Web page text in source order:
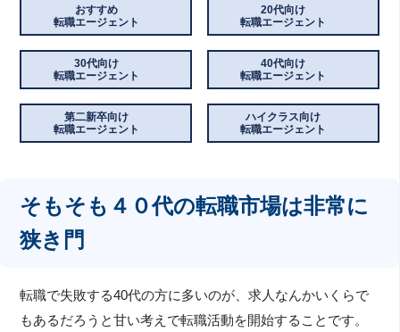
おすすめ
転職エージェント
20代向け
転職エージェント
30代向け
転職エージェント
40代向け
転職エージェント
第二新卒向け
転職エージェント
ハイクラス向け
転職エージェント
そもそも４０代の転職市場は非常に
狭き門
転職で失敗する40代の方に多いのが、求人なんかいくらで
もあるだろうと甘い考えで転職活動を開始することです。